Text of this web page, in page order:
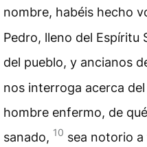
nombre, habéis hecho
Pedro, lleno del Espíritu
del pueblo, y ancianos
nos interroga acerca
hombre enfermo, de
sanado, 10 sea notorio